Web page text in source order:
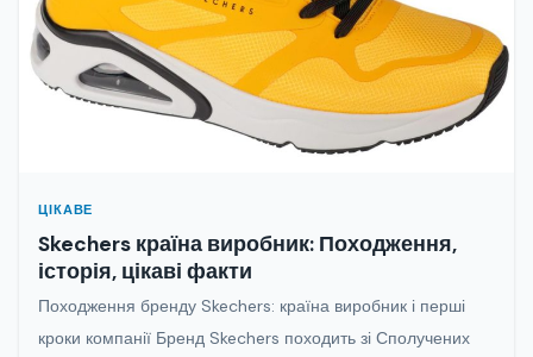
ЦІКАВЕ
Skechers країна виробник: Походження,
історія, цікаві факти
Походження бренду Skechers: країна виробник і перші
кроки компанії Бренд Skechers походить зі Сполучених